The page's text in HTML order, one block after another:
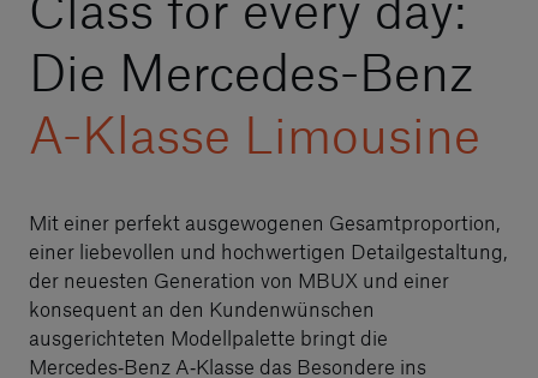
Die Mercedes-Benz
A-Klasse Limousine
Mit einer perfekt ausgewogenen Gesamtproportion,
einer liebevollen und hochwertigen Detailgestaltung,
der neuesten Generation von MBUX und einer
konsequent an den Kundenwünschen
ausgerichteten Modellpalette bringt die
Mercedes‑Benz A‑Klasse das Besondere ins